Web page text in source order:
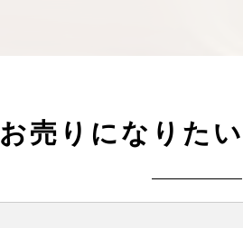
お売りになりた